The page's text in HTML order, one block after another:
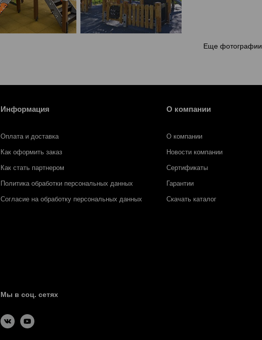
Еще фотографии
Информация
Оплата и доставка
Как оформить заказ
Как стать партнером
Политика обработки персональных данных
Согласие на обработку персональных данных
О компании
О компании
Новости компании
Сертификаты
Гарантии
Скачать каталог
Мы в соц. сетях